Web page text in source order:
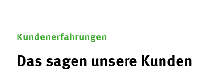
Kundenerfahrungen
Das sagen unsere Kunden